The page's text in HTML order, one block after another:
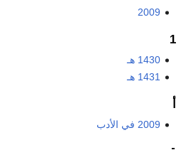
2009
1
1430 هـ
1431 هـ
2009 في الأدب